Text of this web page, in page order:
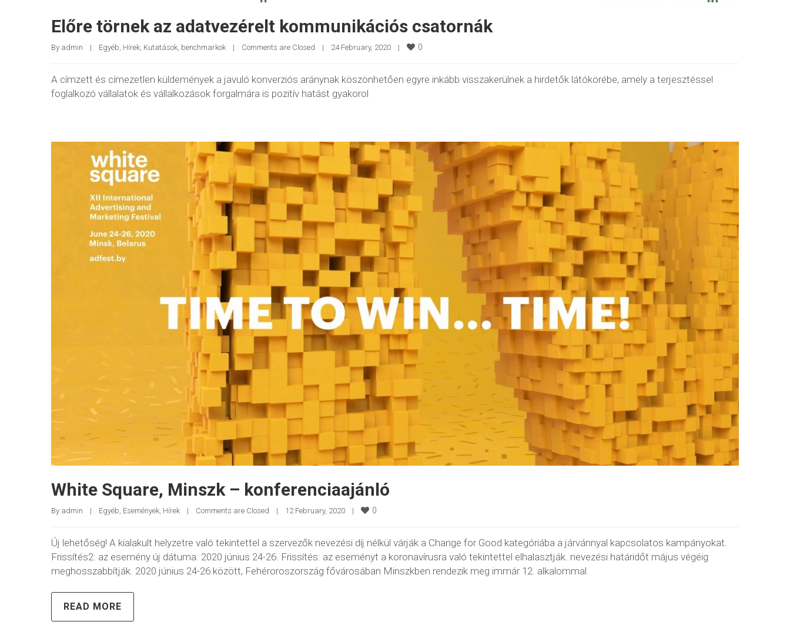
Előre törnek az adatvezérelt kommunikációs csatornák
By admin | Egyéb Hírek Kutatások, benchmarkok | Comments are Closed | 24 February, 2020 | 0
A címzett és címezetlen küldemények a javuló konverziós aránynak köszönhetően egyre inkább visszakerülnek a hirdetők látókörébe, amely a terjesztéssel
foglalkozó vállalatok és vállalkozások forgalmára is pozitív hatást gyakorol
White Square, Minszk – konferenciaajánló
By admin | Egyéb Események Hírek | Comments are Closed | 12 February, 2020 | 0
Új lehetőség! A kialakult helyzetre való tekintettel a szervezők nevezési díj nélkül várják a Change for Good kategóriába a járvánnyal kapcsolatos kampányokat.
Frissítés2: az esemény új dátuma: 2020 június 24-26. Frissítés: az eseményt a koronavírusra való tekintettel elhalasztják. nevezési határidőt május végéig
meghosszabbítják. 2020 június 24-26 között, Fehéroroszország fővárosában Minszkben rendezik meg immár 12. alkalommal
READ MORE